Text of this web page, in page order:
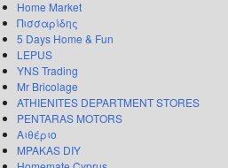
Home Market
Πισσαρίδης
5 Days Home & Fun
LEPUS
YNS Trading
Mr Bricolage
ATHIENITES DEPARTMENT STORES
PENTARAS MOTORS
Αιθέριο
MPAKAS DIY